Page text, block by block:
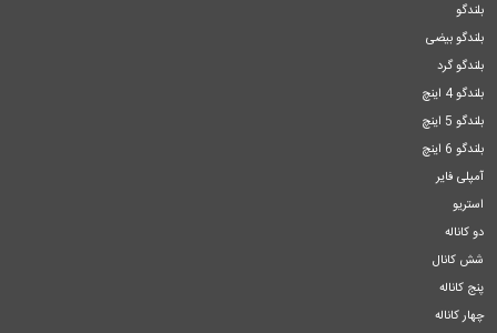
بلندگو
بلندگو بیضی
بلندگو گرد
بلندگو 4 اینچ
بلندگو 5 اینچ
بلندگو 6 اینچ
آمپلی فایر
استریو
دو کاناله
شش کانال
پنج کاناله
چهار کاناله